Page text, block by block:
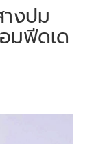
งปม
มฟีดเด